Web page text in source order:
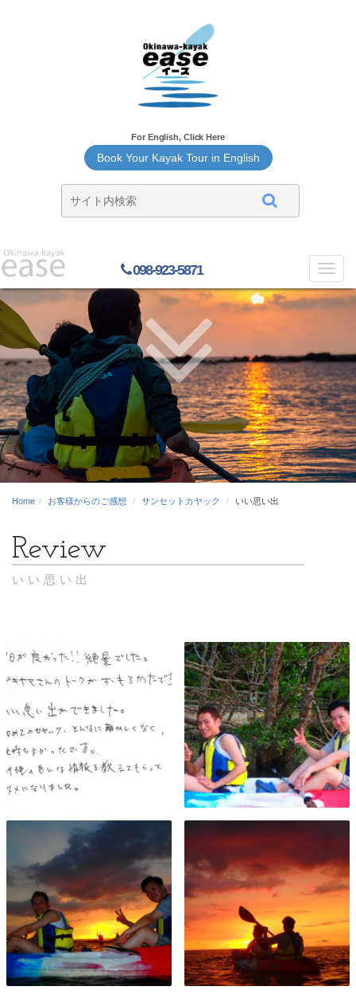
For English, Click Here
Book Your Kayak Tour in English
098-923-5871
Home お客様からのご感想 サンセットカヤック いい思い出
いい思い出